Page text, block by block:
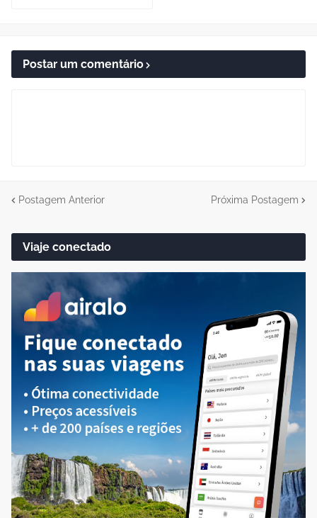
Postar um comentário
Postagem Anterior Próxima Postagem
Viaje conectado